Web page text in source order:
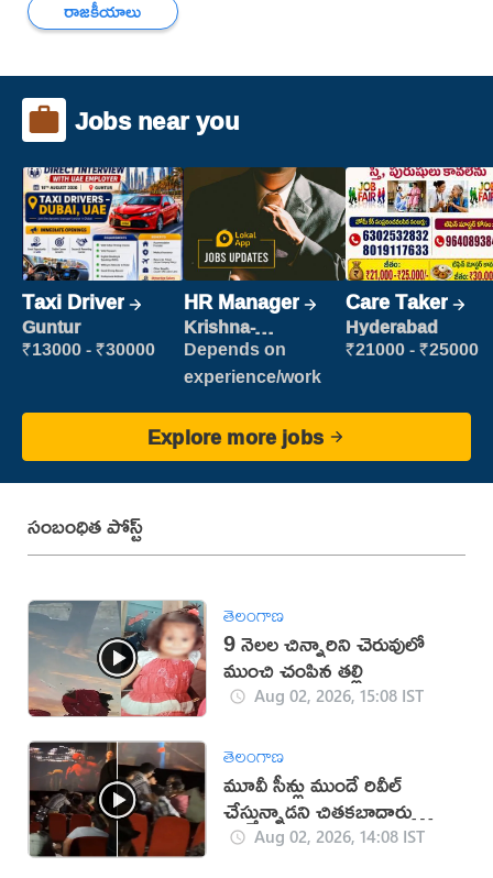
రాజకీయాలు
Jobs near you
Taxi Driver
Guntur
₹13000 - ₹30000
HR Manager
Krishna-
vijayawada
Depends on
experience/work
Care Taker
Hyderabad
₹21000 - ₹25000
Explore more jobs
సంబంధిత పోస్ట్
తెలంగాణ
9 నెలల చిన్నారిని చెరువులో
ముంచి చంపిన తల్లి
Aug 02, 2026, 15:08 IST
తెలంగాణ
మూవీ సీన్లు ముందే రివీల్
చేస్తున్నాడని చితకబాదారు
(వీడియో)
Aug 02, 2026, 14:08 IST